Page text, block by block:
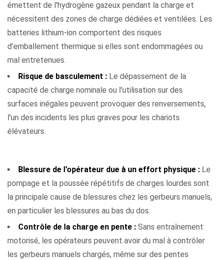
émettent de l'hydrogène gazeux pendant la charge et
nécessitent des zones de charge dédiées et ventilées. Les
batteries lithium-ion comportent des risques
d’emballement thermique si elles sont endommagées ou
mal entretenues.
Risque de basculement : Le dépassement de la
capacité de charge nominale ou l'utilisation sur des
surfaces inégales peuvent provoquer des renversements,
l'un des incidents les plus graves pour les chariots
élévateurs.
Blessure de l'opérateur due à un effort physique : Le
pompage et la poussée répétitifs de charges lourdes sont
la principale cause de blessures chez les gerbeurs manuels,
en particulier les blessures au bas du dos.
Contrôle de la charge en pente : Sans entraînement
motorisé, les opérateurs peuvent avoir du mal à contrôler
les gerbeurs manuels chargés, même sur des pentes